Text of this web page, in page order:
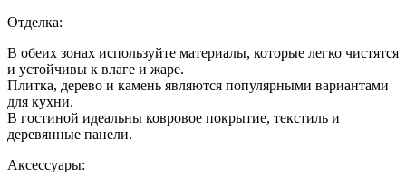
Отделка:
В обеих зонах используйте материалы, которые легко чистятся
и устойчивы к влаге и жаре.
Плитка, дерево и камень являются популярными вариантами
для кухни.
В гостиной идеальны ковровое покрытие, текстиль и
деревянные панели.
Аксессуары: